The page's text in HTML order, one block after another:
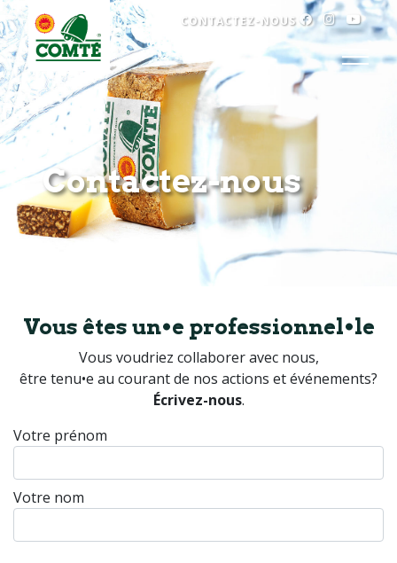
CONTACTEZ-NOUS FACEBOOK
Passer au contenu
Contactez-nous
Vous êtes un•e professionnel•le
Vous voudriez collaborer avec nous,
être tenu•e au courant de nos actions et événements?
Écrivez-nous.
Votre prénom
Votre nom